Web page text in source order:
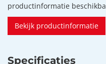
productinformatie
Bekijk productinformatie
Specificaties